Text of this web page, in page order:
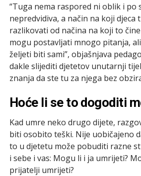
“Tuga nema raspored ni oblik i po
nepredvidiva, a način na koji djeca
razlikovati od načina na koji to
mogu postavljati mnogo pitanja,
željeti biti sami”, objašnjava
dakle slijediti djetetov unutarnji
znanja da ste tu za njega bez
Hoće li se to dogoditi
Kad umre neko drugo dijete,
biti osobito teški. Nije uobičajeno
to u djetetu može pobuditi razne
i sebe i vas: Mogu li i ja umrijeti?
prijatelji umrijeti?